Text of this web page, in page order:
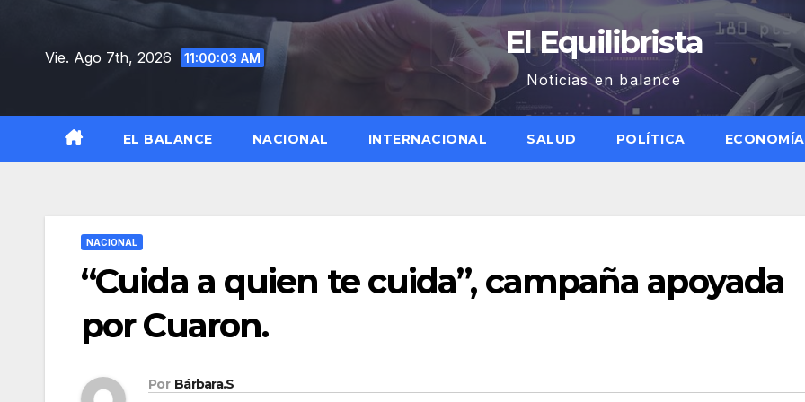
contenidoVie. Ago 7th, 2026 11:00:04 AM El Equilibrista
Noticias en balance
EL BALANCE NACIONAL INTERNACIONAL SALUD POLÍTICA ECONOMÍA
NACIONAL
“Cuida a quien te cuida”, campaña apoyada
por Cuaron.
Por Bárbara.S